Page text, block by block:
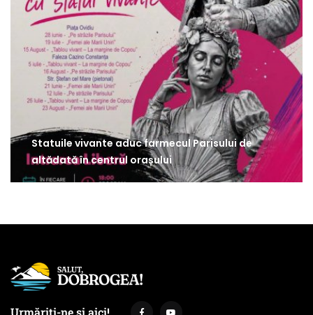
Statuile vivante aduc farmecul Parisului de
altădată în centrul orașului
Urmăriți-ne și aici!